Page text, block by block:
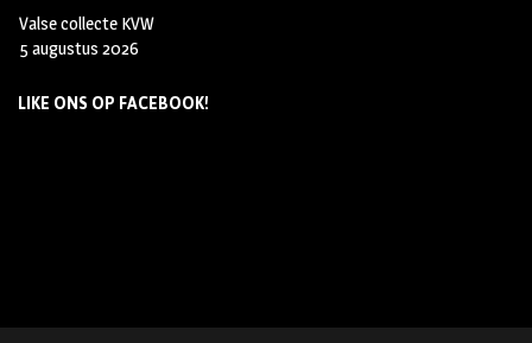
Valse collecte KVW
5 augustus 2026
LIKE ONS OP FACEBOOK!